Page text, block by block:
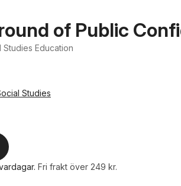
of Public
Studies Education
Studies
. Fri frakt över 249 kr.